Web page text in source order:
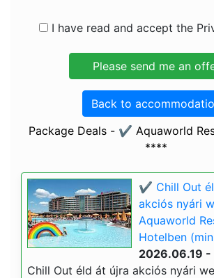
I have read and accept the
Back to
Package Deals - ✔️ Aquaworld
****
✔️ Chill Out
akciós nyári
Aquaworld
Hotelben
2026.06.19
Chill Out éld át újra akciós nyári